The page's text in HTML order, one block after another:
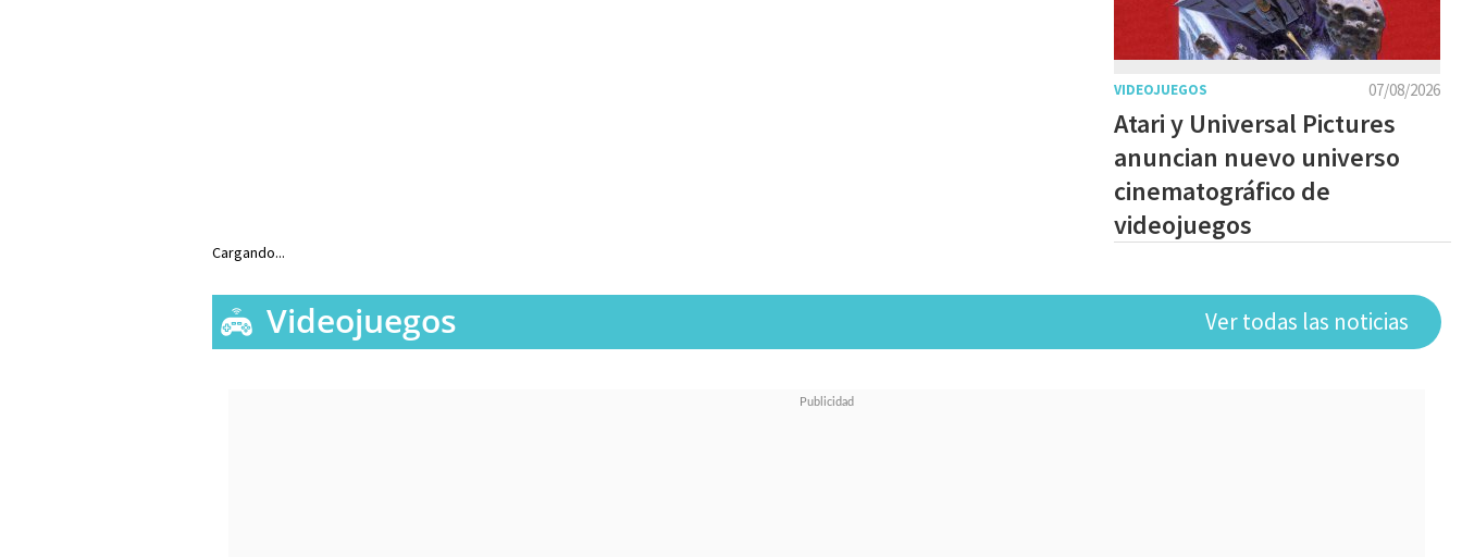
07/08/2026
VIDEOJUEGOS
Atari y Universal Pictures
anuncian nuevo universo
cinematográfico de
videojuegos
Cargando...
Ver todas las noticias
Videojuegos